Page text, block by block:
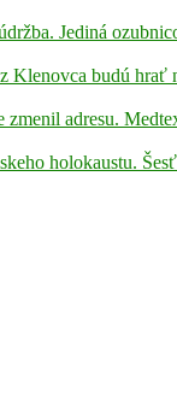
Jediná
Klenovca budú
adresu.
holokaustu.